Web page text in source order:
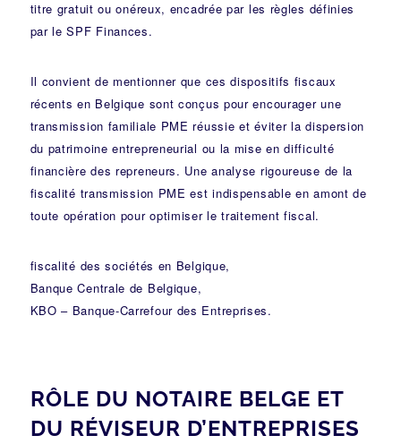
titre gratuit ou onéreux, encadrée par les règles définies
par le SPF Finances.
Il convient de mentionner que ces dispositifs fiscaux
récents en Belgique sont conçus pour encourager une
transmission familiale PME réussie et éviter la dispersion
du patrimoine entrepreneurial ou la mise en difficulté
financière des repreneurs. Une analyse rigoureuse de la
fiscalité transmission PME est indispensable en amont de
toute opération pour optimiser le traitement fiscal.
fiscalité des sociétés en Belgique,
Banque Centrale de Belgique,
KBO – Banque-Carrefour des Entreprises.
RÔLE DU NOTAIRE BELGE ET
DU RÉVISEUR D’ENTREPRISES